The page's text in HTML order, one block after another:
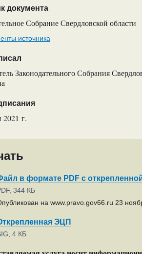
документа
Собрание Свердловской области
источника
Законодательного Собрания
2021 г.
в формате PDF с
344 КБ
на www.pravo.gov66.ru 23
ЭЦП
4 КБ